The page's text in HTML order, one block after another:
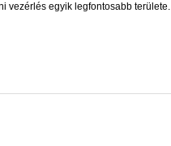
vezérlés egyik legfontosabb területe.